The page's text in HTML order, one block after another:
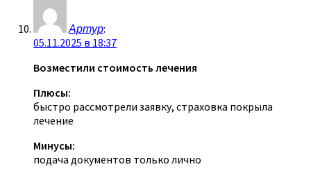
Артур:
05.11.2025 в 18:37
Возместили стоимость лечения
Плюсы:
быстро рассмотрели заявку, страховка покрыла
лечение
Минусы:
подача документов только лично